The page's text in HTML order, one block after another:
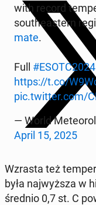
with record
south­east­ern
mate.
Full #ESOTC2024
https://t.co/
pic.twitter.com/
— World
April 15, 2025
Wzrasta też
była na­jwyższa w
średnio 0,7 st. C